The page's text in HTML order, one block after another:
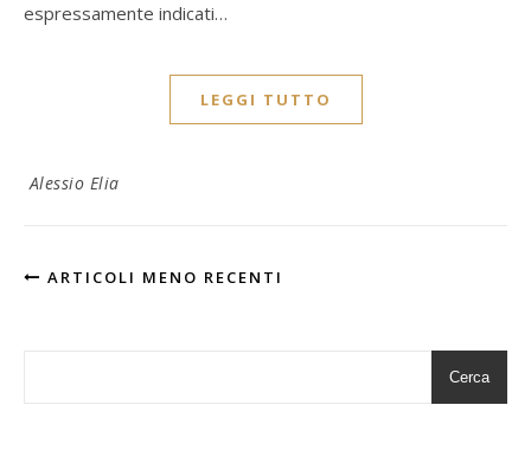
espressamente indicati…
LEGGI TUTTO
Alessio Elia
ARTICOLI MENO RECENTI
Cerca